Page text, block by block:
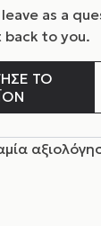
as a
to you.
ΤΟ